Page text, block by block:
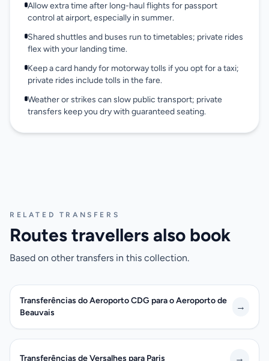
Allow extra time after long-haul flights for passport
control at airport, especially in summer.
Shared shuttles and buses run to timetables; private rides
flex with your landing time.
Keep a card handy for motorway tolls if you opt for a taxi;
private rides include tolls in the fare.
Weather or strikes can slow public transport; private
transfers keep you dry with guaranteed seating.
RELATED TRANSFERS
Routes travellers also book
Based on other transfers in this collection.
Transferências do Aeroporto CDG para o Aeroporto de
Beauvais
→
Transferências de Versalhes para Paris →